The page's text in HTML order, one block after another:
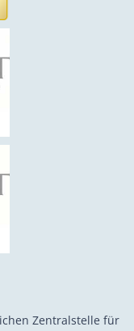
Zentralstelle für